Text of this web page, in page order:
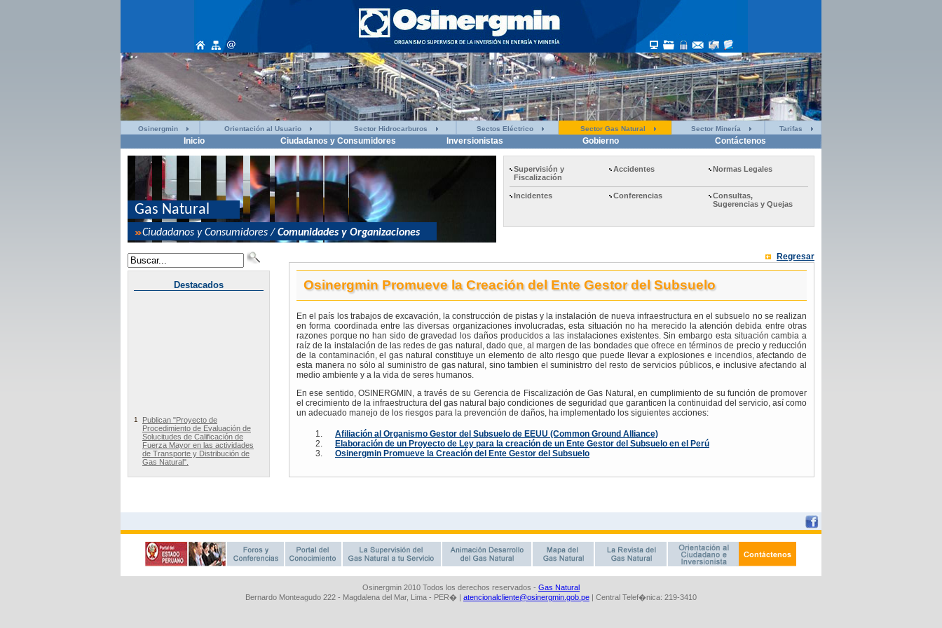
Osinergmin Orientación al Usuario Sector Hidrocarburos Sectos Eléctrico Sector Gas Natural Sector Minería Tarifas
Inicio Ciudadanos y Consumidores Inversionistas Gobierno Contáctenos
Supervisión y
Fiscalización
Accidentes Normas Legales
Incidentes Conferencias
Consultas,
Sugerencias y Quejas
Osinergmin 2010 Todos los derechos reservados - Gas Natural
Bernardo Monteagudo 222 - Magdalena del Mar, Lima - PER� | atencionalcliente@osinergmin.gob.pe | Central Telef�nica: 219-3410